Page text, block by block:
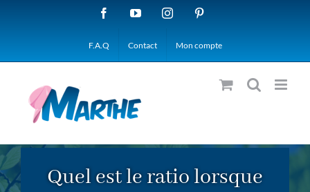
FacebookYouTubeInstagram
F.A.Q Contact Mon compte
Quel est le ratio lorsque